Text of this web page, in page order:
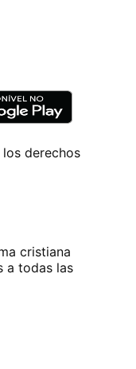
derechos
cristiana
a todas las